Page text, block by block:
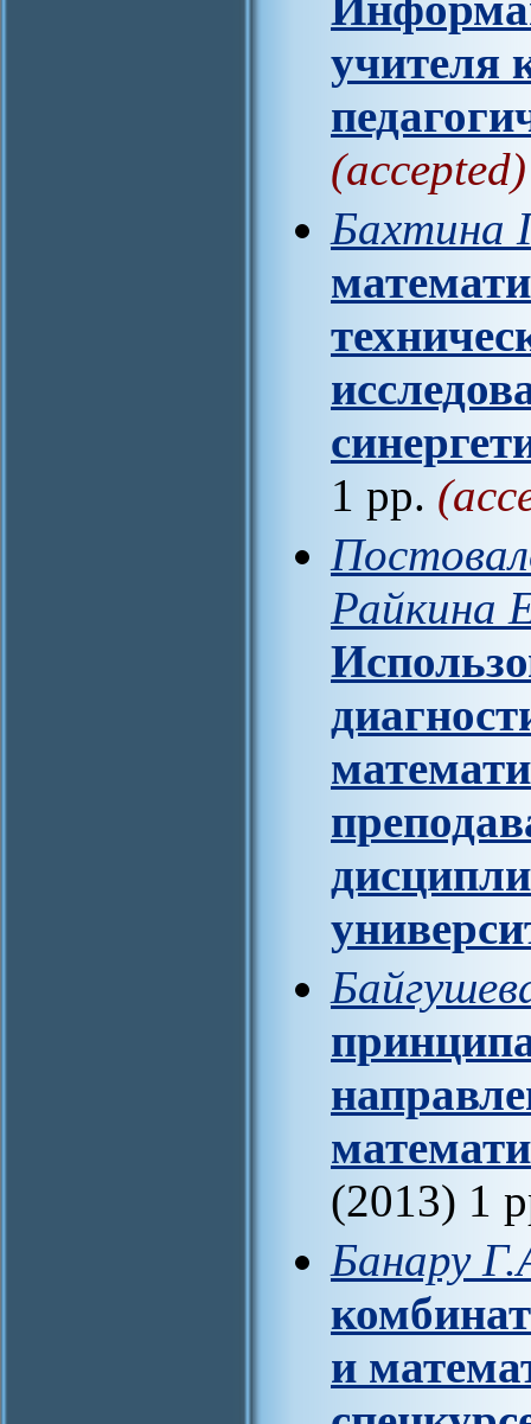
учителя
(accepted)
Бахтина
1 pp.
Райкина
(2013) 1
Банару
и